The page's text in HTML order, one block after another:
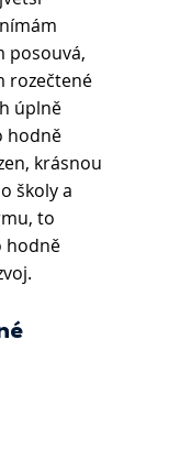
posouvá,
rozečtené
úplně
hodně
krásnou
školy a
to
hodně